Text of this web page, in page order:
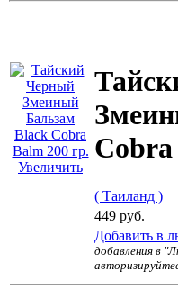
Увеличить
Cobra
( Таиланд )
449 руб.
Добавить в
добавления в